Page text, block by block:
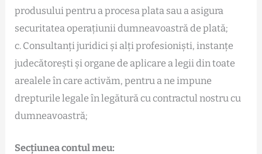
produsului pentru a procesa plata sau a asigura
securitatea operațiunii dumneavoastră de plată;
c. Consultanți juridici și alți profesioniști, instanțe
judecătorești și organe de aplicare a legii din toate
arealele în care activăm, pentru a ne impune
drepturile legale în legătură cu contractul nostru cu
dumneavoastră;
Secțiunea contul meu: